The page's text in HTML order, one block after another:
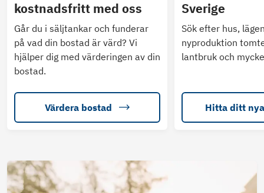
kostnadsfritt med oss
Går du i säljtankar och funderar
på vad din bostad är värd? Vi
hjälper dig med värderingen av din
bostad.
Värdera bostad
Sverige
Sök efter hus,
nyproduktion
lantbruk och
Hitta ditt